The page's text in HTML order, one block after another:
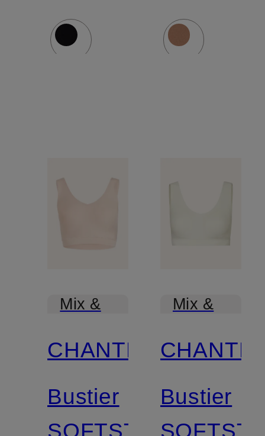
Mix &
CHANTELLE
Bustier
SOFTSTRETCH
Mix &
Bustier